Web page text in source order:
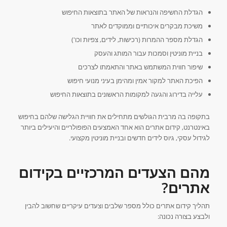
הגדלת החשיפה והנראות של האתר בתוצאות החיפוש
משיכת מבקרים איכותיים וממוקדים לאתר
הגדלת מספר ההמרות (רכישות, לידים, צפיות וכו')
בניית מוניטין וסמכות עבור המותג והעסק
שיפור חווית המשתמש באתר והתאמתו לצרכים
הפיכת האתר למקור אמין ומהימן בעיני מנועי חיפוש
עלייה בדירוג והגעה למקומות הראשונים בתוצאות החיפוש
בתקופה בה מרבית הגולשים מתחילים את חוויית הגלישה שלהם בחיפוש
באינטרנט, קידום אתרים הוא אחד האמצעים הפופולריים והיעילים ביותר
לגידול עסקי, גיוס לידים חדשים ובניית מוניטין מקצועי.
מהם הצעדים המרכזיים בקידום
אתרים?
תהליך קידום אתרים כולל מספר שלבים וצעדים עיקריים שחשוב להבין
ולבצע בצורה נכונה: